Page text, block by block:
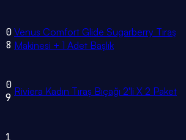
0
8
Venus Comfort Glide Sugarberry Tıraş
Makinesi + 1 Adet Başlık
0
9 Riviera Kadın Tıraş Bıçağı 2'li X 2 Paket